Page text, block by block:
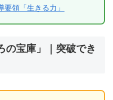
領「生きる力」
の宝庫」｜突破でき